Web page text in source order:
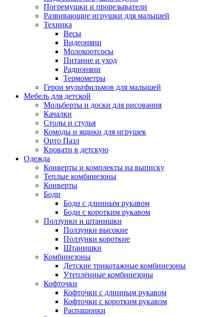
Погремушки и прорезыватели
Развивающие игрушки для малышей
Техника
Весы
Видеоняни
Молокоотсосы
Питание и уход
Радионяни
Термометры
Герои мультфильмов для малышей
Мебель для детской
Мольберты и доски для рисования
Качалки
Столы и стулья
Комоды и ящики для игрушек
Орто Пазл
Кровати в детскую
Одежда
Конверты и комплекты на выписку
Теплые комбинезоны
Конверты
Боди
Боди с длинным рукавом
Боди с коротким рукавом
Ползунки и штанишки
Ползунки высокие
Ползунки короткие
Штанишки
Комбинезоны
Детские трикотажные комбинезоны
Утеплённые комбинезоны
Кофточки
Кофточки с длинным рукавом
Кофточки с коротким рукавом
Распашонки